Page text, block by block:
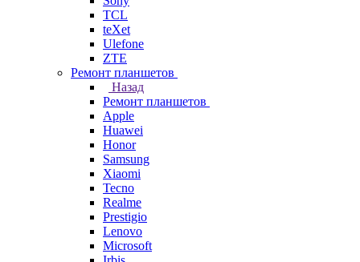
TCL
teXet
Ulefone
ZTE
Ремонт планшетов
Назад
Ремонт планшетов
Apple
Huawei
Honor
Samsung
Xiaomi
Tecno
Realme
Prestigio
Lenovo
Microsoft